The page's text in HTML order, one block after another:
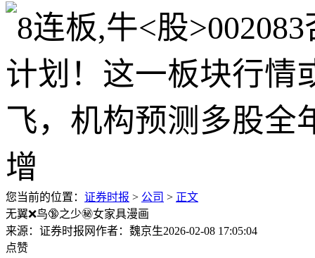
您当前的位置： 证券时报 > 公司 > 正文
无翼❌鸟🔞之少㊙️女家具漫画
来源：证券时报网作者：魏京生2026-02-08 17:05:04
点赞